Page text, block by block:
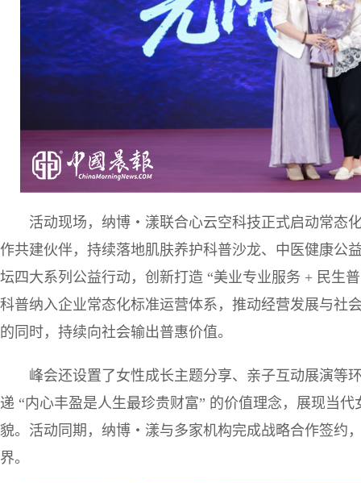
活动现场，纳博・漾联合心云空科技正式启动常态
作共建伙伴，持续落地肌肤养护科普沙龙、中医健康公
坛四大系列公益行动，创新打造 “美业专业服务 + 民生
科普纳入企业常态化标准运营体系，推动经营发展与社
的同时，持续向社会输出普惠价值。
峰会还设置了女性成长主题分享、亲子互动展演等
递 “内心丰盈是人生最珍贵财富” 的价值理念，展现当
貌。活动同期，纳博・漾与多家机构完成战略合作签约
界。